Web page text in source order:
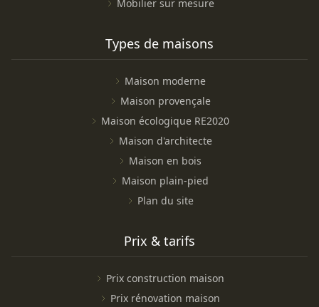
Mobilier sur mesure
Types de maisons
Maison moderne
Maison provençale
Maison écologique RE2020
Maison d'architecte
Maison en bois
Maison plain-pied
Plan du site
Prix & tarifs
Prix construction maison
Prix rénovation maison